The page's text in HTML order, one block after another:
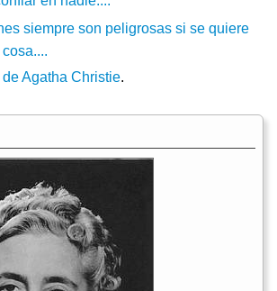
siempre son peligrosas si se quiere
Agatha Christie.